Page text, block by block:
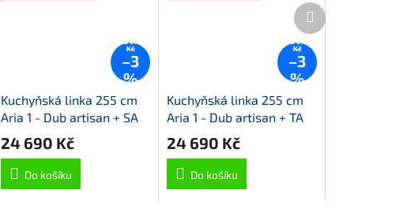
25 610
Kč
–3
%
Kuchyňská linka 255 cm
Aria 1 - Dub artisan + SA
Aquamarine AFM
24 690 Kč
Do košíku
25 610
Kč
–3
%
Kuchyňská linka 255 cm
Aria 1 - Dub artisan + TA
Sandgrau AFM
24 690 Kč
Do košíku
Další
produkt